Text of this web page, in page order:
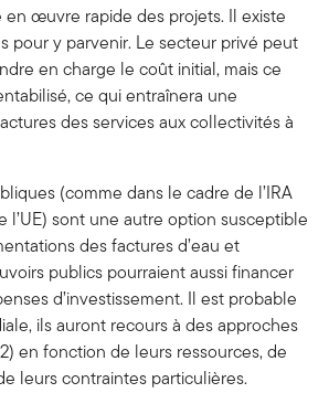
œuvre rapide des projets. Il existe
pour y parvenir. Le secteur privé peut
en charge le coût initial, mais ce
ce qui entraînera une
des services aux collectivités à
(comme dans le cadre de l’IRA
l’UE) sont une autre option susceptible
des factures d’eau et
publics pourraient aussi financer
d’investissement. Il est probable
ils auront recours à des approches
en fonction de leurs ressources, de
leurs contraintes particulières.